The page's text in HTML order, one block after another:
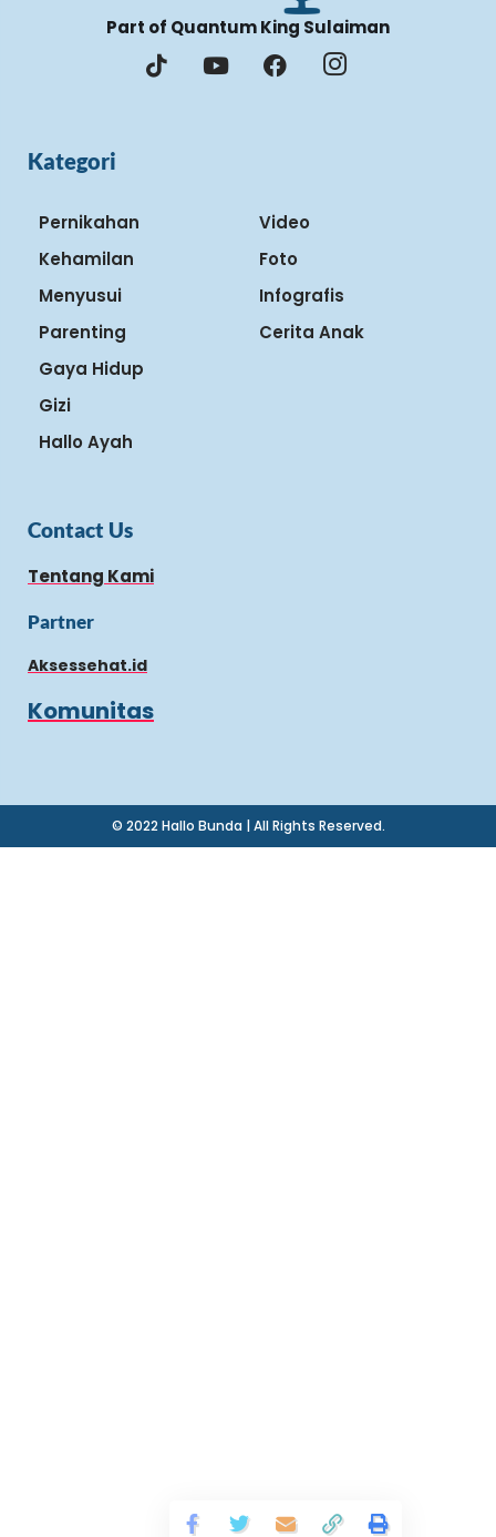
Part of Quantum King Sulaiman
Kategori
Pernikahan
Kehamilan
Menyusui
Parenting
Gaya Hidup
Gizi
Hallo Ayah
Video
Foto
Infografis
Cerita Anak
Contact Us
Tentang Kami
Partner
Aksessehat.id
Komunitas
© 2022 Hallo Bunda | All Rights Reserved.